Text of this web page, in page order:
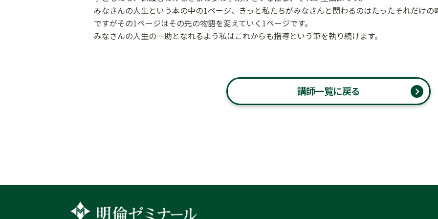
みなさんの人生という本の中の1ページ、きっと私たちがみなさんと関わるのはたったそれだけの
ですがその1ページはその先の物語を変えていく1ページです。
みなさんの人生の一助となれるよう私はこれからも指導という筆を執り続けます。
講師一覧に戻る